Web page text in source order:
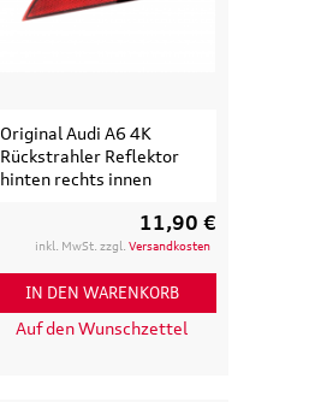
Original Audi A6 4K
Rückstrahler Reflektor
hinten rechts innen
11,90 €
inkl. MwSt. zzgl. Versandkosten
IN DEN WARENKORB
Auf den Wunschzettel